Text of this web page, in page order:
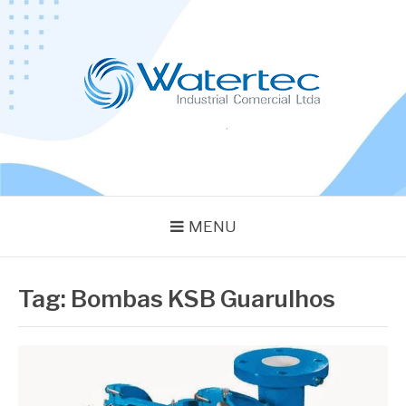
Pular
para
conteúdo
MENU
Tag: Bombas KSB Guarulhos